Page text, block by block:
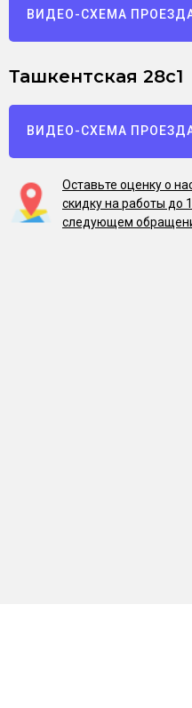
ВИДЕО-СХЕМА
Ташкентская 28с1
ВИДЕО-СХЕМА
Оставьте оценку о
скидку на работы до
следующем